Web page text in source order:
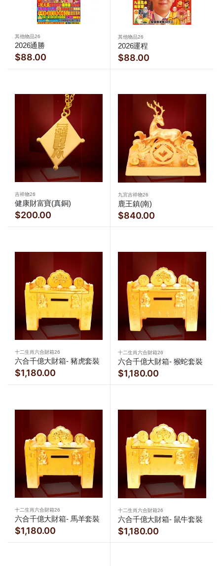
其他物品26
2026通勝
$88.00
其他物品26
2026運程
$88.00
吉祥物26
健康財富寶(真銅)
$200.00
九宮吉祥物26
鹿王鎮(南)
$840.00
十二生肖六合財箱26
六合千億大財箱- 豬虎套裝
$1,180.00
十二生肖六合財箱26
六合千億大財箱- 猴蛇套裝
$1,180.00
十二生肖六合財箱26
六合千億大財箱- 馬羊套裝
$1,180.00
十二生肖六合財箱26
六合千億大財箱- 鼠牛套裝
$1,180.00